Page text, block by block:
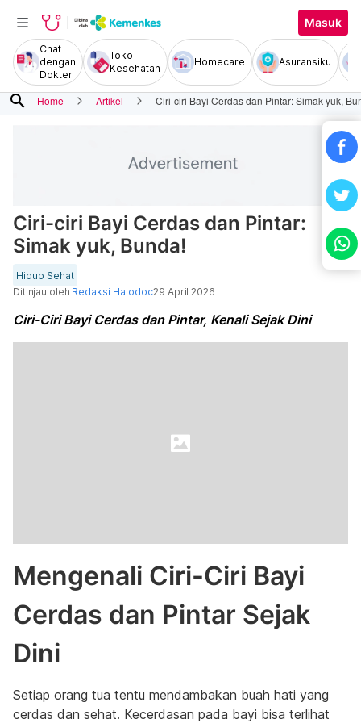
Masuk
Chat
dengan
Dokter
Toko
Kesehatan
Homecare Asuransiku
search Home Artikel Ciri-ciri Bayi Cerdas dan Pintar: Simak yuk,
Ciri-ciri Bayi Cerdas dan Pintar:
Simak yuk, Bunda!
Hidup Sehat
Ditinjau oleh Redaksi Halodoc29 April 2026
Ciri-Ciri Bayi Cerdas dan Pintar, Kenali Sejak Dini
Mengenali Ciri-Ciri Bayi
Cerdas dan Pintar Sejak
Dini
Setiap orang tua tentu mendambakan buah hati yang
cerdas dan sehat. Kecerdasan pada bayi bisa terlihat